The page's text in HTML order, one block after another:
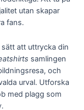
utan skapar
fans.
att uttrycka din
samlingen
och
urval. Utforska
med plagg som